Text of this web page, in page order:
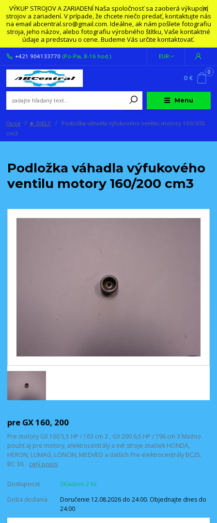
VÝKUP STROJOV A ZARIADENÍ Naša spoločnosť sa zaoberá výkupom
strojov a zariadení. V prípade, že chcete niečo predať, kontaktujte nás
na email abcentral.sro@gmail.com. Ideálne, ak nám pošlete fotografiu
stroja, jeho názov, alebo fotografiu výrobného štítku, Vaše kontaktné
údaje a predstavu o cene. Budeme Vás určite kontaktovať.
Menu
EUR
+421 904133770 (Po-Pia, 8-16 hod.)
0
0 €
Úvod ► DIELY
Podložka váhadla výfukového ventilu motory 160/200
cm3
Podložka váhadla výfukového
ventilu motory 160/200 cm3
pre GX 160, 200
Pre motory GX 160 5,5 HP / 163 cm 3 , GX 200 6,5 HP / 196 cm 3 Možno
použiť aj pre motory, elektrocentrály a iné stroje značiek HONDA,
HERON, LUMAG, LONCIN, MEDVED a ďalších Pre elektrocentrály BC25,
BC 30. celý popis
Dostupnosť
Skladom 2 ks
Doba dodania
Doručenie 12.08.2026 do 24:00. Objednajte dnes do
24:00